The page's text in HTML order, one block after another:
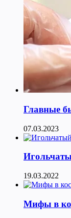
Главные
07.03.2023
19.03.2022
Мифы в